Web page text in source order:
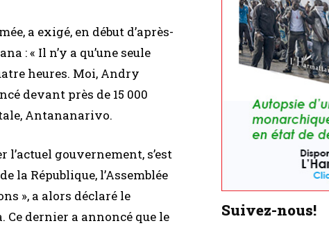
a exigé, en début d’après-
: « Il n’y a qu’une seule
heures. Moi, Andry
devant près de 15 000
Antananarivo.
gouvernement, s’est
la République, l’Assemblée
», a alors déclaré le
dernier a annoncé que le
Suivez-nous!